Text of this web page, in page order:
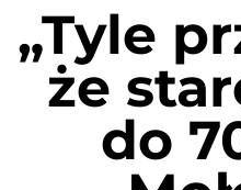
„Tyle
że
do